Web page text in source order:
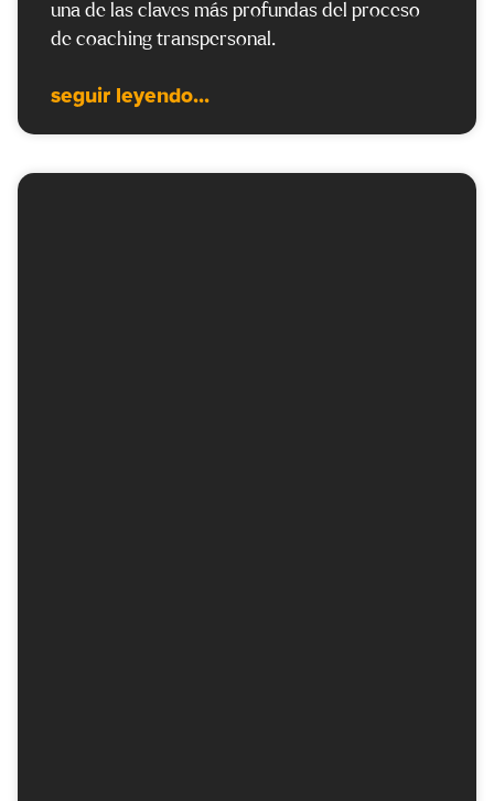
una de las claves más profundas del proceso
de coaching transpersonal.
seguir leyendo...